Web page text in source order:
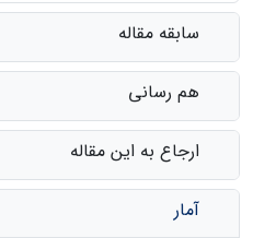
سابقه مقاله
هم رسانی
ارجاع به این مقاله
آمار